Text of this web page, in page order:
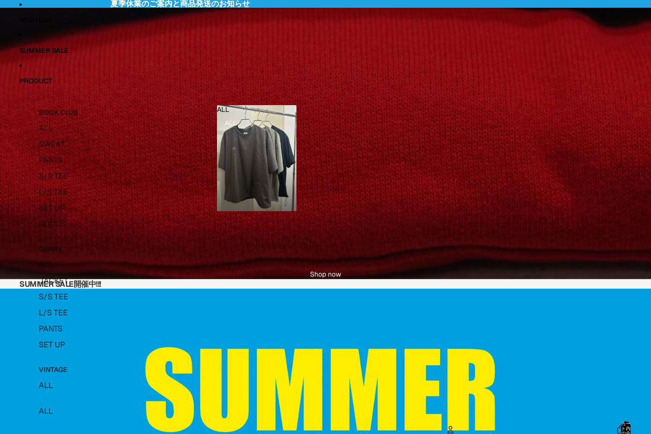
SUMMER SALE
PRODUCT
BOOK CLUB
ALL
SWEAT
PANTS
S/S TEE
L/S TEE
SET UP
GOODS
GERRY
ALL
JACKET
S/S TEE
L/S TEE
PANTS
SET UP
VINTAGE
ALL
ALL
ALL
ALL
カー
ト内
夏季休業のご案内と商品発送のお知らせ
夏季休業のご案内と商品発送のお知らせ
Shop now
SUMMER SALE開催中!!!